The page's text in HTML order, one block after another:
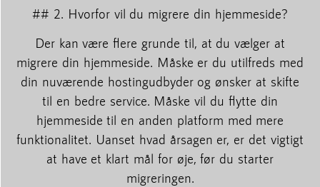
## 2. Hvorfor vil du migrere din hjemmeside?
Der kan være flere grunde til, at du vælger at
migrere din hjemmeside. Måske er du utilfreds med
din nuværende hostingudbyder og ønsker at skifte
til en bedre service. Måske vil du flytte din
hjemmeside til en anden platform med mere
funktionalitet. Uanset hvad årsagen er, er det vigtigt
at have et klart mål for øje, før du starter
migreringen.